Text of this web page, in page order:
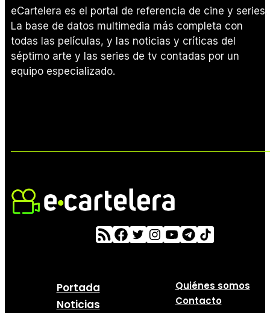
eCartelera es el portal de referencia de cine y series.
La base de datos multimedia más completa con
todas las películas, y las noticias y críticas del
séptimo arte y las series de tv contadas por un
equipo especializado.
Portada
Noticias
Quiénes somos
Contacto